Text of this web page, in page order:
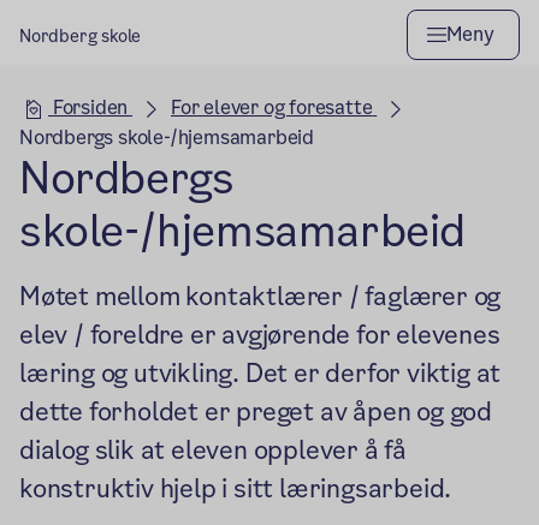
Nordberg skole Meny
Hovedseksjon
Forsiden
For elever og foresatte
Nordbergs skole-/hjemsamarbeid
Nordbergs
skole-/hjemsamarbeid
Møtet mellom kontaktlærer / faglærer og
elev / foreldre er avgjørende for elevenes
læring og utvikling. Det er derfor viktig at
dette forholdet er preget av åpen og god
dialog slik at eleven opplever å få
konstruktiv hjelp i sitt læringsarbeid.